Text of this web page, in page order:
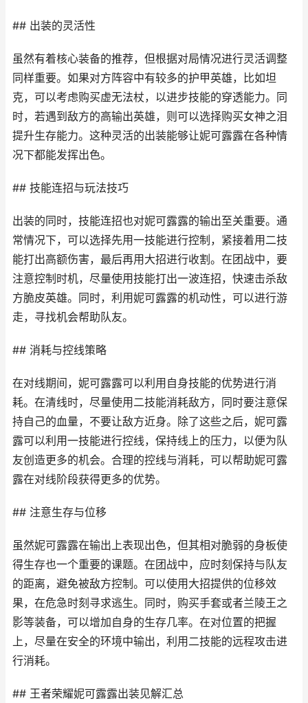
## 出装的灵活性
虽然有着核心装备的推荐，但根据对局情况进行灵活调整
同样重要。如果对方阵容中有较多的护甲英雄，比如坦
克，可以考虑购买虚无法杖，以进步技能的穿透能力。同
时，若遇到敌方的高输出英雄，则可以选择购买女神之泪
提升生存能力。这种灵活的出装能够让妮可露露在各种情
况下都能发挥出色。
## 技能连招与玩法技巧
出装的同时，技能连招也对妮可露露的输出至关重要。通
常情况下，可以选择先用一技能进行控制，紧接着用二技
能打出高额伤害，最后再用大招进行收割。在团战中，要
注意控制时机，尽量使用技能打出一波连招，快速击杀敌
方脆皮英雄。同时，利用妮可露露的机动性，可以进行游
走，寻找机会帮助队友。
## 消耗与控线策略
在对线期间，妮可露露可以利用自身技能的优势进行消
耗。在清线时，尽量使用二技能消耗敌方，同时要注意保
持自己的血量，不要让敌方近身。除了这些之后，妮可露
露可以利用一技能进行控线，保持线上的压力，以便为队
友创造更多的机会。合理的控线与消耗，可以帮助妮可露
露在对线阶段获得更多的优势。
## 注意生存与位移
虽然妮可露露在输出上表现出色，但其相对脆弱的身板使
得生存也一个重要的课题。在团战中，应时刻保持与队友
的距离，避免被敌方控制。可以使用大招提供的位移效
果，在危急时刻寻求逃生。同时，购买手套或者兰陵王之
影等装备，可以增加自身的生存几率。在对位置的把握
上，尽量在安全的环境中输出，利用二技能的远程攻击进
行消耗。
## 王者荣耀妮可露露出装见解汇总